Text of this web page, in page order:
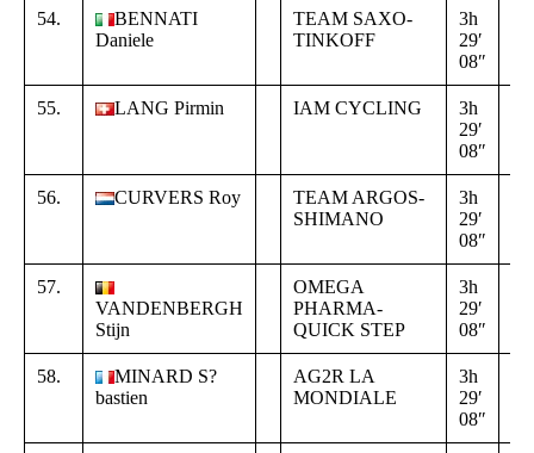
54.
BENNATI
Daniele
TEAM SAXO-
TINKOFF
3h
29′
08″
55. LANG Pirmin IAM CYCLING
3h
29′
08″
56. CURVERS Roy
TEAM ARGOS-
SHIMANO
3h
29′
08″
57.
VANDENBERGH
Stijn
OMEGA
PHARMA-
QUICK STEP
3h
29′
08″
58.
MINARD S?
bastien
AG2R LA
MONDIALE
3h
29′
08″